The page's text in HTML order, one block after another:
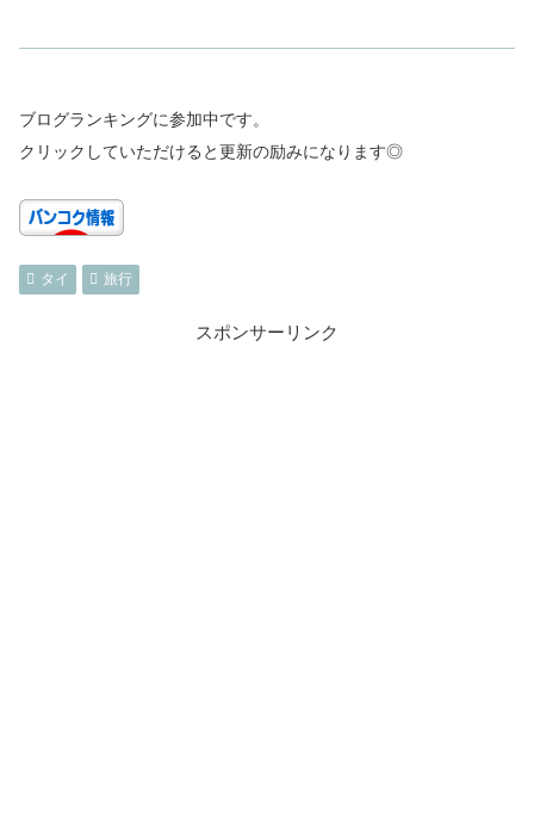
ブログランキングに参加中です。
クリックしていただけると更新の励みになります◎
タイ 旅行
スポンサーリンク